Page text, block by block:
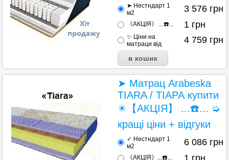
➤ Нестндарт 1
м2
3 576 грн
《АКЦІЯ》 ...☎️... 1 грн
✨ Ціни на
матраци від
4 759 грн
➤ Матрац Arabeska
TIARA / ТІАРА купити
✴️【АКЦІЯ】 ...☎️... ➭
кращі ціни + відгуки
✓ Нестндарт 1
м2
6 086 грн
《АКЦІЯ》...☎️...